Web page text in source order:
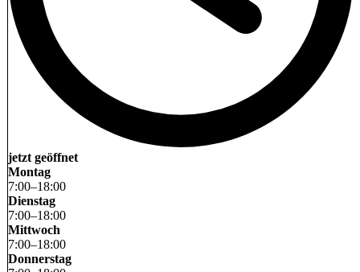
jetzt geöffnet
Montag
7:00–18:00
Dienstag
7:00–18:00
Mittwoch
7:00–18:00
Donnerstag